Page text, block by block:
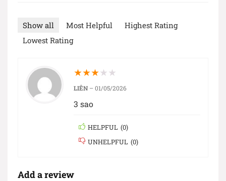
Show all Most Helpful
Highest Rating
Lowest Rating
★★★★ ★
LIÊN –01/05/2026
3 sao
HELPFUL (0)
UNHELPFUL (0)
Add a review